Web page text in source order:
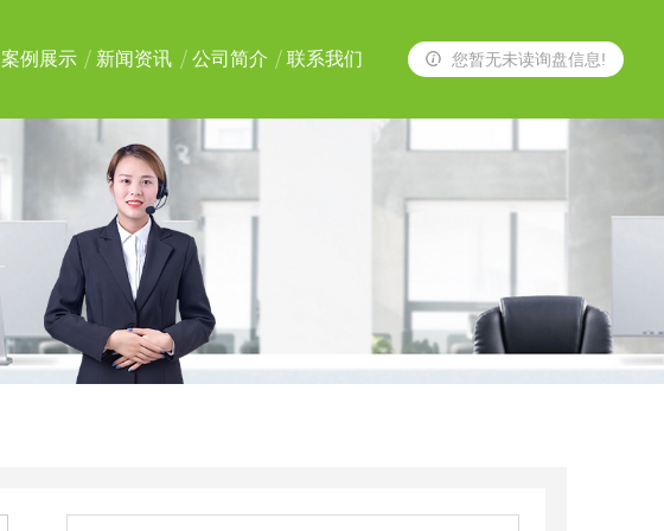
您暂无未读询盘信息!
案例展示 新闻资讯 公司简介 联系我们